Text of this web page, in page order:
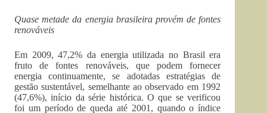
Quase metade da energia brasileira provém de fontes
renováveis
Em 2009, 47,2% da energia utilizada no Brasil era
fruto de fontes renováveis, que podem fornecer
energia continuamente, se adotadas estratégias de
gestão sustentável, semelhante ao observado em 1992
(47,6%), início da série histórica. O que se verificou
foi um período de queda até 2001, quando o índice